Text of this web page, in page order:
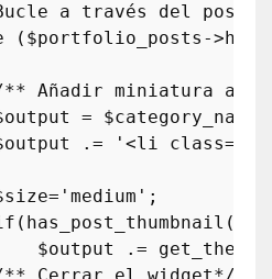
a través del post
($portfolio_posts ->
**
Añadir miniatura al
output = $category_name
output .= '<li class="
size=' medium ';
( has_post_thumbnail ($
$
output .=